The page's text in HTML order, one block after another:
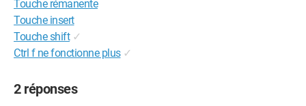
Touche rémanente
Touche insert
Touche shift ✓
Ctrl f ne fonctionne plus ✓
2 réponses